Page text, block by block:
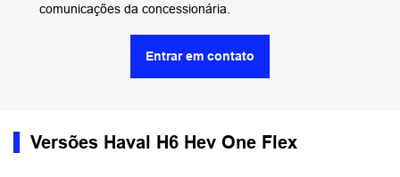
comunicações da concessionária.
Entrar em contato
Versões Haval H6 Hev One Flex